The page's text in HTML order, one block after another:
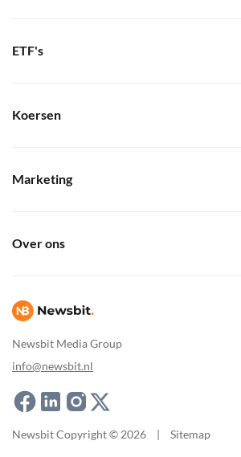
Newsbit Media Group
info@newsbit.nl
ETF's
Koersen
Marketing
Over ons
Newsbit Copyright © 2026 | Sitemap